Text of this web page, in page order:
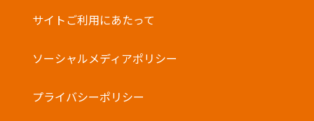
サイトご利用にあたって
ソーシャルメディアポリシー
プライバシーポリシー